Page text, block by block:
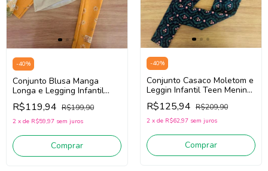
-40%
Conjunto Blusa Manga
Longa e Legging Infantil
Teen Menina Infanti 89421
(Off White/Amarelo)
R$119,94 R$199,90
2 x de R$59,97 sem juros
Comprar
-40%
Conjunto Casaco Moletom e
Leggin Infantil Teen Menina
Infanti 89179 (Rosa/Azul)
R$125,94 R$209,90
2 x de R$62,97 sem juros
Comprar